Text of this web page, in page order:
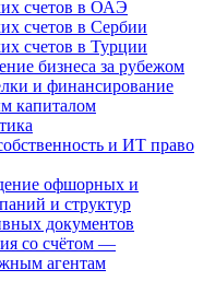
счетов в ОАЭ
счетов в Сербии
счетов в Турции
бизнеса за рубежом
и финансирование
капиталом
и ИТ право
офшорных и
и структур
документов
со счётом —
агентам